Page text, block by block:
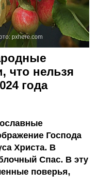
pxhere.com
что нельзя
года
Господа
Христа. В
Спас. В эту
поверья,